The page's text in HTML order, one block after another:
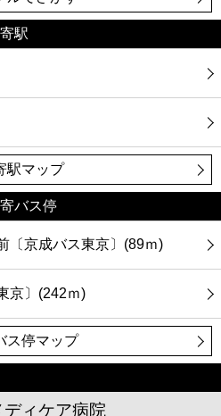
駅
駅マップ
バス停
〔京成バス東京〕(89ｍ)
京〕(242ｍ)
ス停マップ
ィケア病院